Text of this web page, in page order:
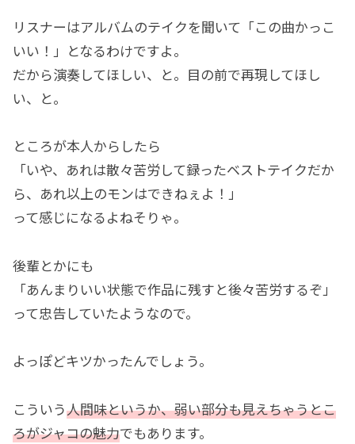
リスナーはアルバムのテイクを聞いて「この曲かっこ
いい！」となるわけですよ。
だから演奏してほしい、と。目の前で再現してほし
い、と。
ところが本人からしたら
「いや、あれは散々苦労して録ったベストテイクだか
ら、あれ以上のモンはできねぇよ！」
って感じになるよねそりゃ。
後輩とかにも
「あんまりいい状態で作品に残すと後々苦労するぞ」
って忠告していたようなので。
よっぽどキツかったんでしょう。
こういう人間味というか、弱い部分も見えちゃうとこ
ろがジャコの魅力でもあります。